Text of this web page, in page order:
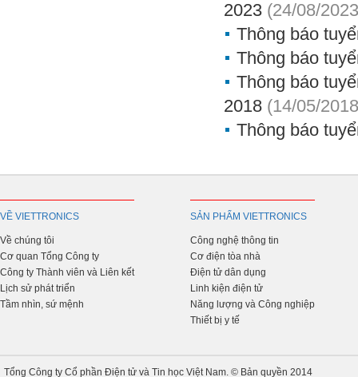
2023 (24/08/
Thông báo
Thông báo
Thông báo
2018 (14/05/
Thông báo
VỀ VIETTRONICS
Về chúng tôi
Cơ quan Tổng Công ty
Công ty Thành viên và Liên kết
Lịch sử phát triển
Tầm nhìn, sứ mệnh
SẢN PHẨM VIETTRONICS
Công nghệ thông tin
Cơ điện tòa nhà
Điện tử dân dụng
Linh kiện điện tử
Năng lượng và Công nghiệp
Thiết bị y tế
Tổng Công ty Cổ phần Điện tử và Tin học Việt Nam. © Bản quyền 2014